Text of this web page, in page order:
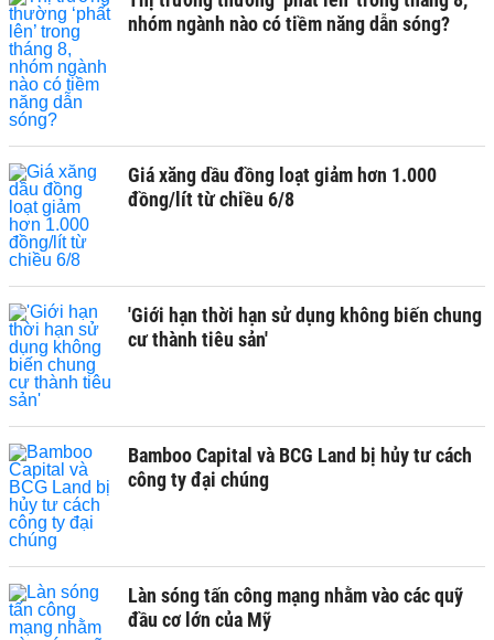
nhóm ngành nào có tiềm năng dẫn sóng?
Giá xăng dầu đồng loạt giảm hơn 1.000
đồng/lít từ chiều 6/8
'Giới hạn thời hạn sử dụng không biến chung
cư thành tiêu sản'
Bamboo Capital và BCG Land bị hủy tư cách
công ty đại chúng
Làn sóng tấn công mạng nhằm vào các quỹ
đầu cơ lớn của Mỹ